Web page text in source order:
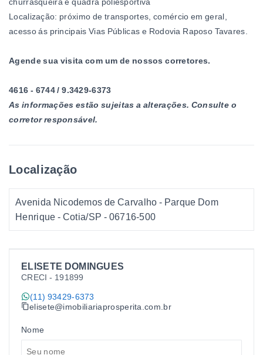
ELISETE DOMINGUES
CRECI - 191899
(11) 93429-6373
elisete@imobiliariaprosperita.com.br
Nome
Localização: próximo de transportes, comércio em geral,
acesso ás principais Vias Públicas e Rodovia Raposo Tavares.
Agende sua visita com um de nossos corretores.
4616 - 6744 / 9.3429-6373
As informações estão sujeitas a alterações. Consulte o
corretor responsável.
Localização
Avenida Nicodemos de Carvalho - Parque Dom
Henrique - Cotia/SP - 06716-500